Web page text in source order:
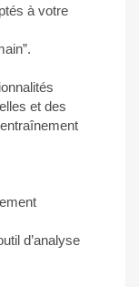
à votre
et des
d’analyse